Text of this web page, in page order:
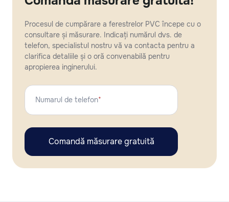
Procesul de cumpărare a ferestrelor PVC începe cu o
consultare și măsurare. Indicați numărul dvs. de
telefon, specialistul nostru vă va contacta pentru a
clarifica detaliile și o oră convenabilă pentru
apropierea inginerului.
Numarul de telefon*
Comandă măsurare gratuită